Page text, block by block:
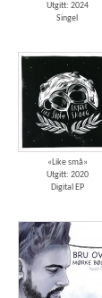
Utgitt: 2024
Singel
«Like små»
Utgitt: 2020
Digital EP